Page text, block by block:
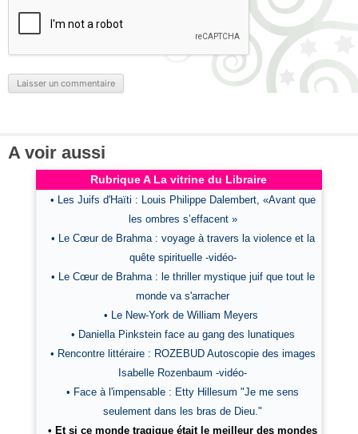
A voir aussi
Rubrique A La vitrine du Libraire
• Les Juifs d'Haïti : Louis Philippe Dalembert, «Avant que
les ombres s’effacent »
• Le Cœur de Brahma : voyage à travers la violence et la
quête spirituelle -vidéo-
• Le Cœur de Brahma : le thriller mystique juif que tout le
monde va s'arracher
• Le New-York de William Meyers
• Daniella Pinkstein face au gang des lunatiques
• Rencontre littéraire : ROZEBUD Autoscopie des images
Isabelle Rozenbaum -vidéo-
• Face à l'impensable : Etty Hillesum "Je me sens
seulement dans les bras de Dieu."
• Et si ce monde tragique était le meilleur des mondes